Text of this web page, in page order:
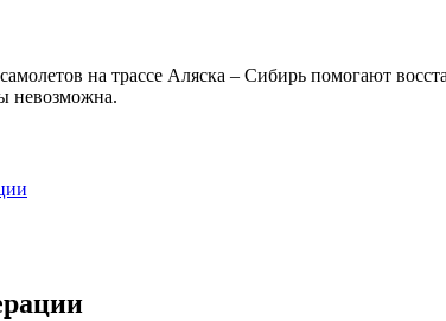
на трассе Аляска – Сибирь помогают
невозможна.